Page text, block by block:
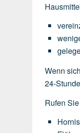
Wenn
24-
Rufen